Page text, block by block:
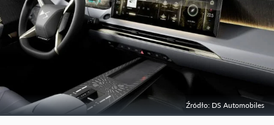
Źródło: DS Automobiles